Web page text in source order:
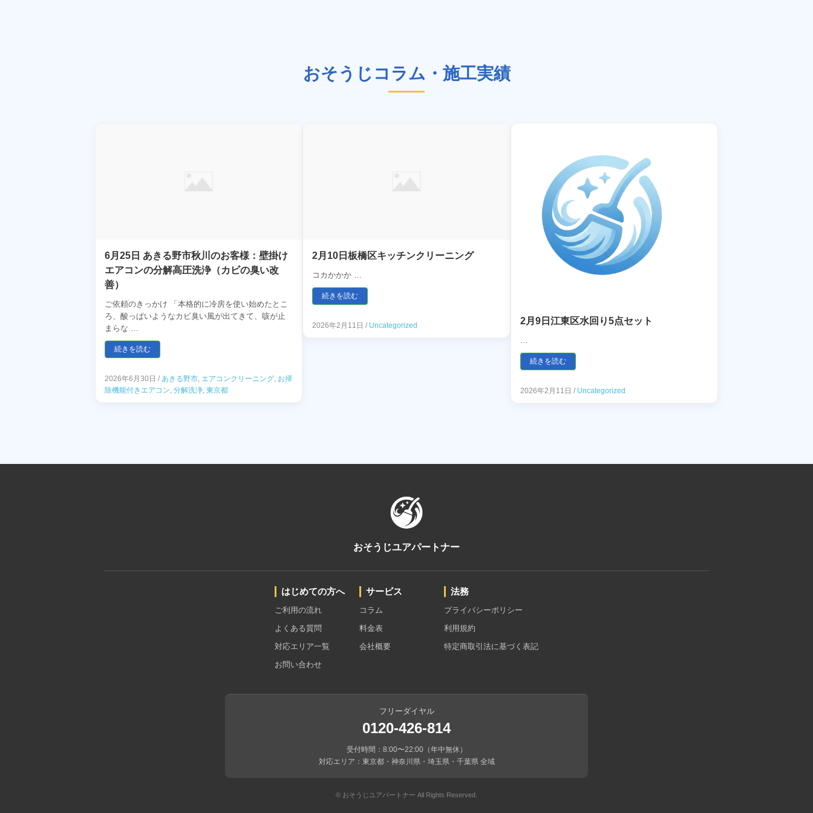
おそうじコラム・施工実績
6月25日 あきる野市秋川のお客様：壁掛け
エアコンの分解高圧洗浄（カビの臭い改
善）
ご依頼のきっかけ 「本格的に冷房を使い始めたとこ
ろ、酸っぱいようなカビ臭い風が出てきて、咳が止
まらな …
続きを読む
2026年6月30日 / あきる野市, エアコンクリーニング, お掃
除機能付きエアコン, 分解洗浄, 東京都
2月10日板橋区キッチンクリーニング
コカかかか …
続きを読む
2026年2月11日 / Uncategorized 2月9日江東区水回り5点セット
…
続きを読む
2026年2月11日 / Uncategorized
おそうじユアパートナー
はじめての方へ
ご利用の流れ
よくある質問
対応エリア一覧
お問い合わせ
サービス
コラム
料金表
会社概要
法務
プライバシーポリシー
利用規約
特定商取引法に基づく表記
フリーダイヤル
0120-426-814
受付時間：8:00〜22:00（年中無休）
対応エリア：東京都・神奈川県・埼玉県・千葉県 全域
© おそうじユアパートナー All Rights Reserved.